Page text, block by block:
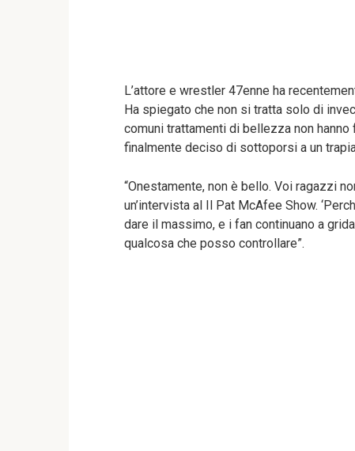
L’attore e wrestler 47enne ha
Ha spiegato che non si tratta solo di
comuni trattamenti di bellezza non
finalmente deciso di sottoporsi a un
“Onestamente, non è bello. Voi ragazzi
un’intervista al Il Pat McAfee Show.
dare il massimo, e i fan continuano a
qualcosa che posso controllare”.